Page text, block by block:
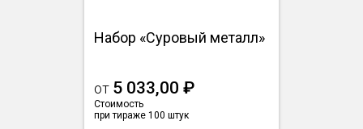
Набор «Суровый металл»
от 5 033,00 ₽
Стоимость
при тираже 100 штук